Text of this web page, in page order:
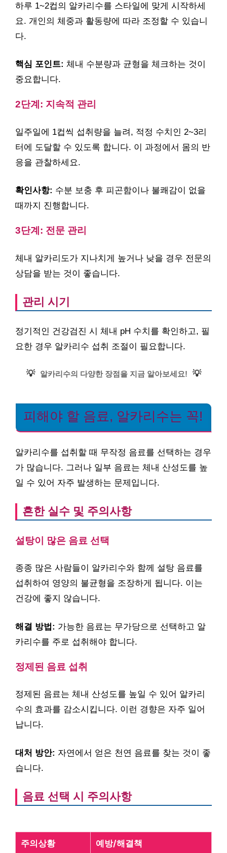
하루 1~2컵의 알카리수를 스타일에 맞게 시작하세
요. 개인의 체중과 활동량에 따라 조정할 수 있습니
다.
핵심 포인트: 체내 수분량과 균형을 체크하는 것이
중요합니다.
2단계: 지속적 관리
일주일에 1컵씩 섭취량을 늘려, 적정 수치인 2~3리
터에 도달할 수 있도록 합니다. 이 과정에서 몸의 반
응을 관찰하세요.
확인사항: 수분 보충 후 피곤함이나 불쾌감이 없을
때까지 진행합니다.
3단계: 전문 관리
체내 알카리도가 지나치게 높거나 낮을 경우 전문의
상담을 받는 것이 좋습니다.
관리 시기
정기적인 건강검진 시 체내 pH 수치를 확인하고, 필
요한 경우 알카리수 섭취 조절이 필요합니다.
💡 알카리수의 다양한 장점을 지금 알아보세요! 💡
피해야 할 음료, 알카리수는 꼭!
알카리수를 섭취할 때 무작정 음료를 선택하는 경우
가 많습니다. 그러나 일부 음료는 체내 산성도를 높
일 수 있어 자주 발생하는 문제입니다.
흔한 실수 및 주의사항
설탕이 많은 음료 선택
종종 많은 사람들이 알카리수와 함께 설탕 음료를
섭취하여 영양의 불균형을 조장하게 됩니다. 이는
건강에 좋지 않습니다.
해결 방법: 가능한 음료는 무가당으로 선택하고 알
카리수를 주로 섭취해야 합니다.
정제된 음료 섭취
정제된 음료는 체내 산성도를 높일 수 있어 알카리
수의 효과를 감소시킵니다. 이런 경향은 자주 일어
납니다.
대처 방안: 자연에서 얻은 천연 음료를 찾는 것이 좋
습니다.
음료 선택 시 주의사항
주의상황 예방/해결책